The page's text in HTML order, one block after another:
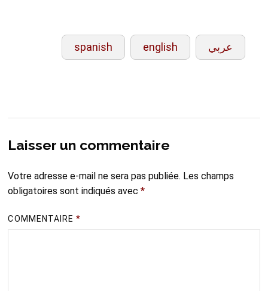
spanish english عربي
Laisser un commentaire
Votre adresse e-mail ne sera pas publiée. Les champs
obligatoires sont indiqués avec*
COMMENTAIRE*